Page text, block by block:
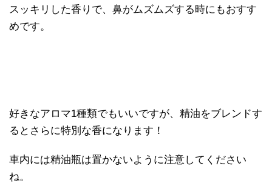
スッキリした香りで、鼻がムズムズする時にもおすす
めです。
好きなアロマ1種類でもいいですが、精油をブレンドす
るとさらに特別な香になります！
車内には精油瓶は置かないように注意してください
ね。